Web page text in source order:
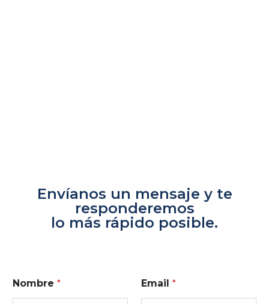
Envíanos un mensaje y te
responderemos
lo más rápido posible.
Nombre * Email *